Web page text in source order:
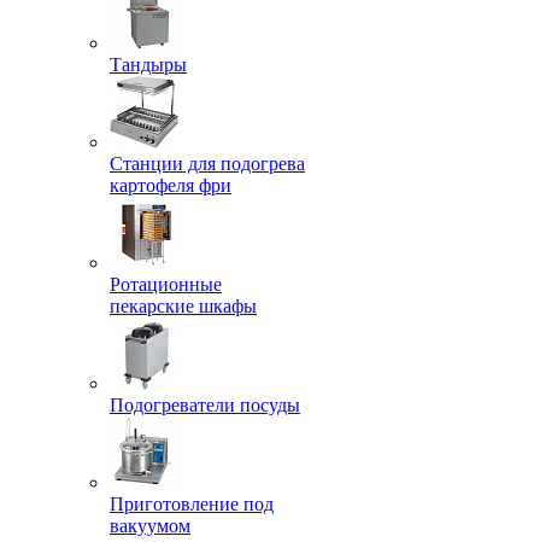
Тандыры
Станции для подогрева
картофеля фри
Ротационные
пекарские шкафы
Подогреватели посуды
Приготовление под
вакуумом